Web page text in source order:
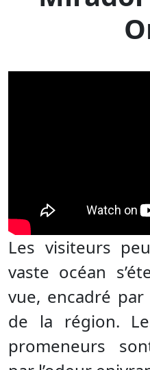
Les visiteurs
vaste océan
vue, encadré
de la région.
promeneurs